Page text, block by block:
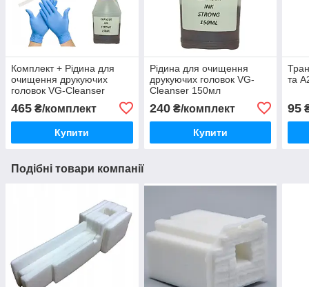
Комплект + Рідина для
очищення друкуючих
головок VG-Cleanser
465 ₴/комплект
Купити
Рідина для очищення
друкуючих головок VG-
Cleanser 150мл
240₴/комплект
Купити
та
95
Подібні товари компанії